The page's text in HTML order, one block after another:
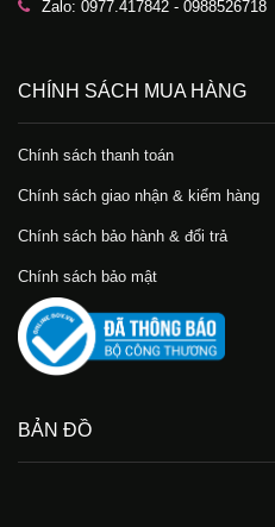
Zalo: 0977.417842 - 0988526718
CHÍNH SÁCH MUA HÀNG
Chính sách thanh toán
Chính sách giao nhận & kiểm hàng
Chính sách bảo hành & đổi trả
Chính sách bảo mật
BẢN ĐỒ